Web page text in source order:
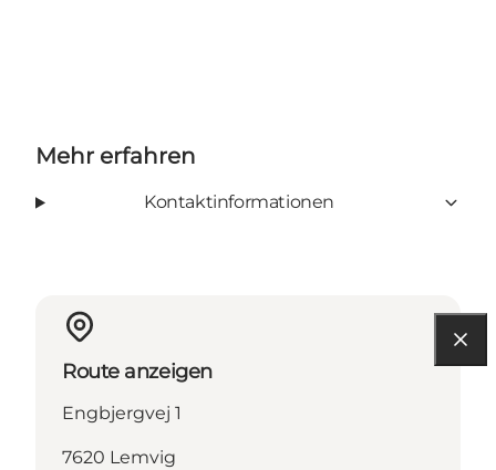
Mehr erfahren
Kontaktinformationen
Route anzeigen
Engbjergvej 1
7620 Lemvig